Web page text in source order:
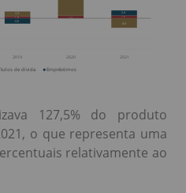
127,5% do produto
o que representa uma
relativamente ao